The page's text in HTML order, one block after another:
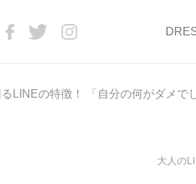
LINEの特徴！ 「自分の何がダメで
大人の